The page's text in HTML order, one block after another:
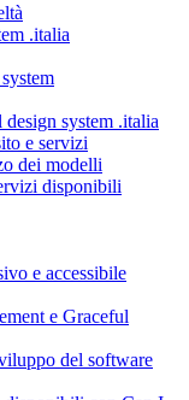
.italia
system .italia
e servizi
dei modelli
disponibili
e accessibile
e Graceful
del software